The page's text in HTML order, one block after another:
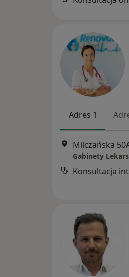
Adres 1
Milczańska
Gabinety
Konsultacja